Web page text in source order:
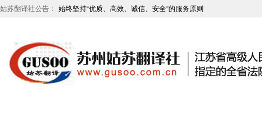
姑苏翻译社公告：始终坚持“优质、高效、诚信、安全”的服务原则